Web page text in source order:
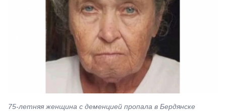
75-летняя женщина с деменцией пропала в Бердянске